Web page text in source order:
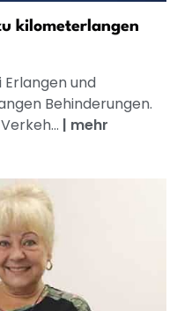
kilometerlangen
und
Behinderungen.
| mehr